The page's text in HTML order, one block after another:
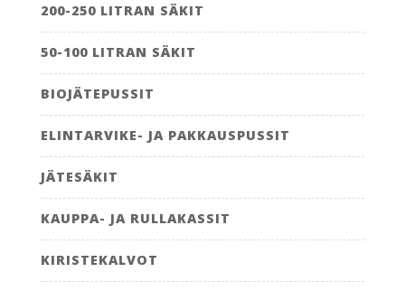
200-250 LITRAN SÄKIT
50-100 LITRAN SÄKIT
BIOJÄTEPUSSIT
ELINTARVIKE- JA PAKKAUSPUSSIT
JÄTESÄKIT
KAUPPA- JA RULLAKASSIT
KIRISTEKALVOT